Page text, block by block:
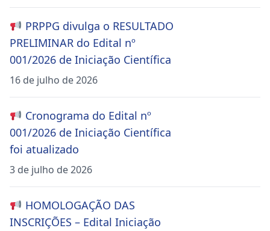
PRPPG divulga o RESULTADO
PRELIMINAR do Edital nº
001/2026 de Iniciação Científica
16 de julho de 2026
Cronograma do Edital nº
001/2026 de Iniciação Científica
foi atualizado
3 de julho de 2026
HOMOLOGAÇÃO DAS
INSCRIÇÕES – Edital Iniciação